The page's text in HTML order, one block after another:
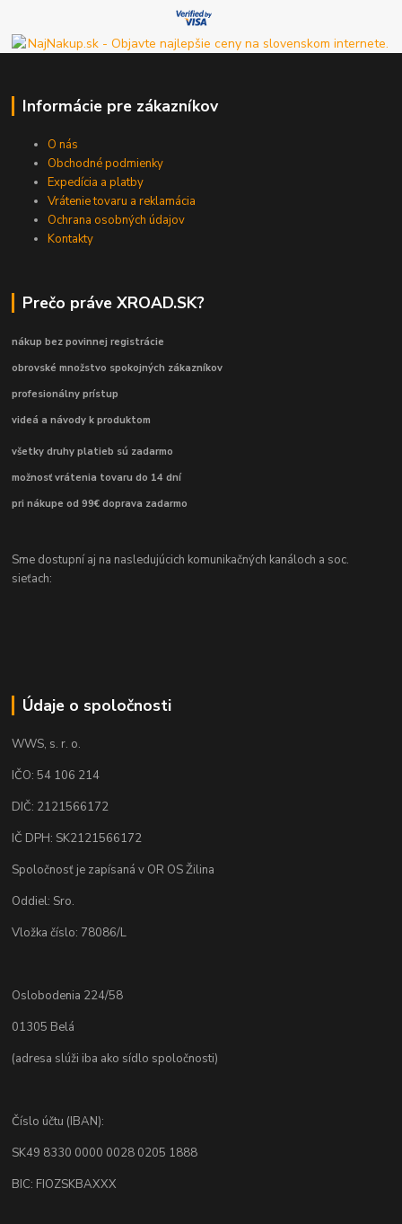
Informácie pre zákazníkov
O nás
Obchodné podmienky
Expedícia a platby
Vrátenie tovaru a reklamácia
Ochrana osobných údajov
Kontakty
Prečo práve XROAD.SK?
nákup bez povinnej registrácie
obrovské množstvo spokojných zákazníkov
profesionálny prístup
videá a návody k produktom
všetky druhy platieb sú zadarmo
možnosť vrátenia tovaru do 14 dní
pri nákupe od 99€ doprava zadarmo
Sme dostupní aj na nasledujúcich komunikačných kanáloch a soc.
sieťach:
Údaje o spoločnosti
WWS, s. r. o.
IČO: 54 106 214
DIČ: 2121566172
IČ DPH: SK2121566172
Spoločnosť je zapísaná v OR OS Žilina
Oddiel: Sro.
Vložka číslo: 78086/L
Oslobodenia 224/58
01305 Belá
(adresa slúži iba ako sídlo spoločnosti)
Číslo účtu (IBAN):
SK49 8330 0000 0028 0205 1888
BIC: FIOZSKBAXXX